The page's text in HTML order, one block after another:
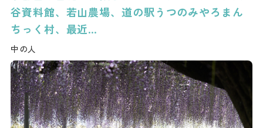
谷資料館、若山農場、道の駅うつのみやろまん
ちっく村、最近…
中の人